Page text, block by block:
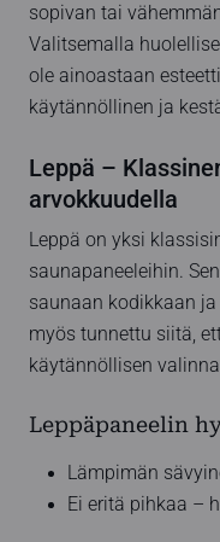
sopivan tai
Valitsemalla
ole ainoastaan
käytännöllinen ja
Leppä –
arvokkuudella
Leppä on yksi
saunapaneeleihin.
saunaan kodikkaan
myös tunnettu siitä,
käytännöllisen
Leppäpaneelin
Lämpimän
Ei eritä pihkaa –